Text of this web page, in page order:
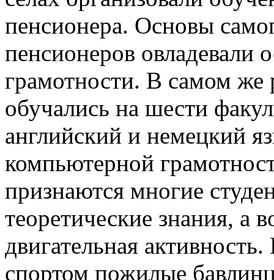
пенсионера. Основы
пенсионеров овладевали
грамотности. В самом же
обучались на шести
английский и немецкий
компьютерной
признаются многие
теоретические знания, а
двигательная
спортом пожилые